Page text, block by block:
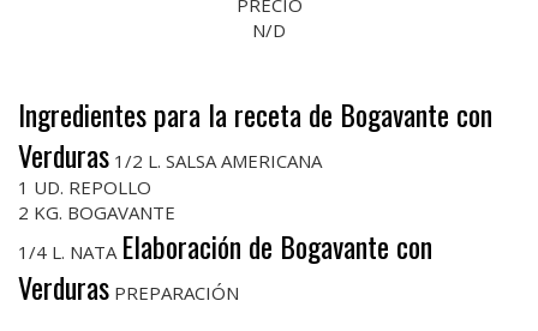
PRECIO
N/D
Ingredientes para la receta de Bogavante con
Verduras 1/2 L. SALSA AMERICANA
1 UD. REPOLLO
2 KG. BOGAVANTE
1/4 L. NATA Elaboración de Bogavante con
Verduras PREPARACIÓN